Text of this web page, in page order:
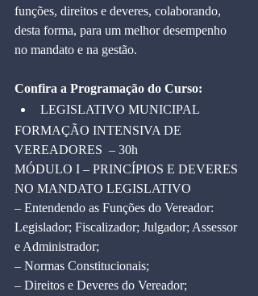
funções, direitos e deveres, colaborando,
desta forma, para um melhor desempenho
no mandato e na gestão.
Confira a Programação do Curso:
LEGISLATIVO MUNICIPAL
FORMAÇÃO INTENSIVA DE
VEREADORES  – 30h
MÓDULO I – PRINCÍPIOS E DEVERES
NO MANDATO LEGISLATIVO
– Entendendo as Funções do Vereador:
Legislador; Fiscalizador; Julgador; Assessor
e Administrador;
– Normas Constitucionais;
– Direitos e Deveres do Vereador;